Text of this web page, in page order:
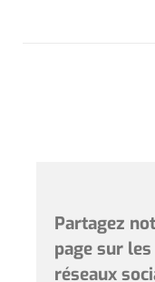
Partagez
page sur les
réseaux